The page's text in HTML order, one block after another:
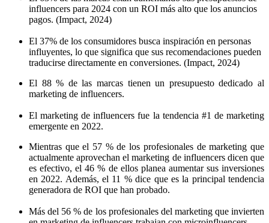
influencers para 2024 con un ROI más alto que los anuncios
pagos. (Impact, 2024)
El 37% de los consumidores busca inspiración en personas
influyentes, lo que significa que sus recomendaciones pueden
traducirse directamente en conversiones. (Impact, 2024)
El 88 % de las marcas tienen un presupuesto dedicado al
marketing de influencers.
El marketing de influencers fue la tendencia #1 de marketing
emergente en 2022.
Mientras que el 57 % de los profesionales de marketing que
actualmente aprovechan el marketing de influencers dicen que
es efectivo, el 46 % de ellos planea aumentar sus inversiones
en 2022. Además, el 11 % dice que es la principal tendencia
generadora de ROI que han probado.
Más del 56 % de los profesionales del marketing que invierten